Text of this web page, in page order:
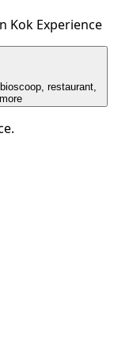
Kok Experience
restaurant,